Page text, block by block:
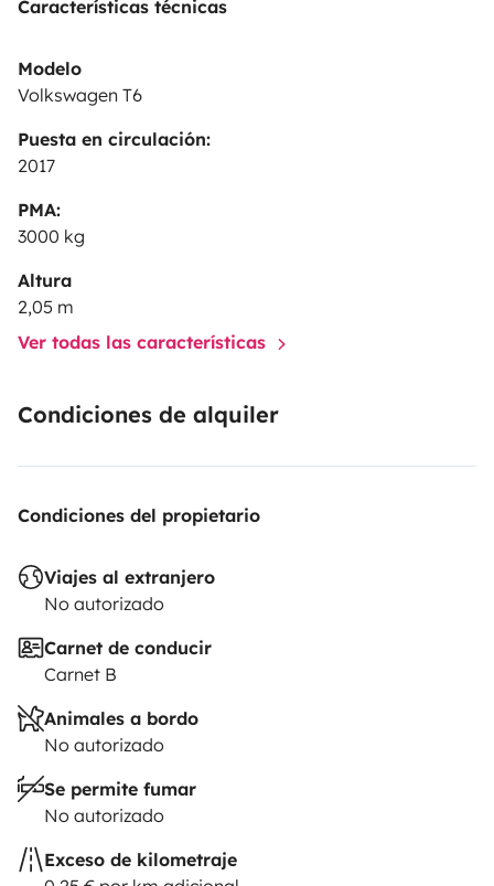
Características técnicas
Modelo
Volkswagen T6
Puesta en circulación:
2017
PMA:
3000 kg
Altura
2,05 m
Ver todas las características
Condiciones de alquiler
Condiciones del propietario
Viajes al extranjero
No autorizado
Carnet de conducir
Carnet B
Animales a bordo
No autorizado
Se permite fumar
No autorizado
Exceso de kilometraje